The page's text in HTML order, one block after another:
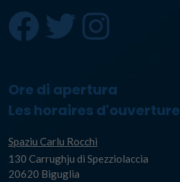
Ore di apertura
Les horaires d'ouverture
Spaziu Carlu Rocchi
130 Carrughju di Spezziolaccia
20620 Biguglia